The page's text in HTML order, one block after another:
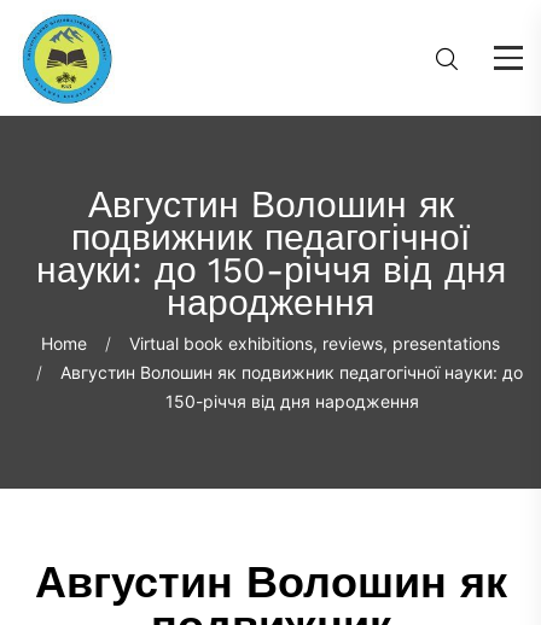
Августин Волошин як
подвижник педагогічної
науки: до 150-річчя від дня
народження
Home
Virtual book exhibitions, reviews, presentations
Августин Волошин як подвижник педагогічної науки: до
150-річчя від дня народження
Августин Волошин як